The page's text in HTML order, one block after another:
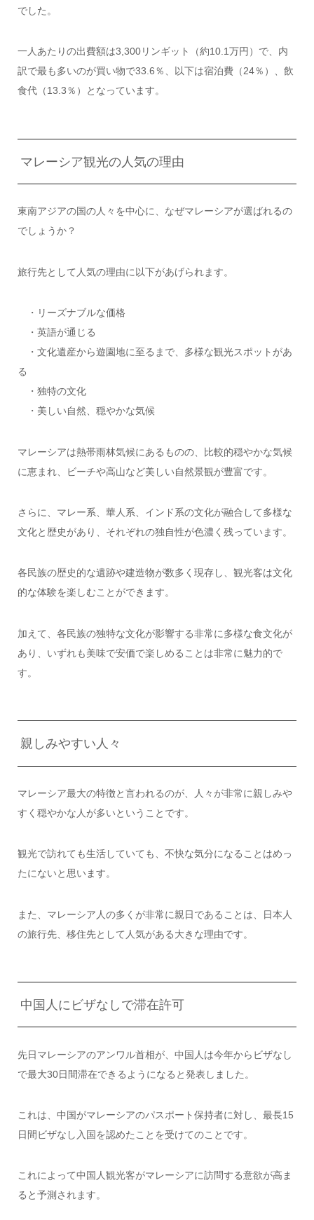
でした。
一人あたりの出費額は3,300リンギット（約10.1万円）で、内
訳で最も多いのが買い物で33.6％、以下は宿泊費（24％）、飲
食代（13.3％）となっています。
マレーシア観光の人気の理由
東南アジアの国の人々を中心に、なぜマレーシアが選ばれるの
でしょうか？
旅行先として人気の理由に以下があげられます。
・リーズナブルな価格
・英語が通じる
・文化遺産から遊園地に至るまで、多様な観光スポットがあ
る
・独特の文化
・美しい自然、穏やかな気候
マレーシアは熱帯雨林気候にあるものの、比較的穏やかな気候
に恵まれ、ビーチや高山など美しい自然景観が豊富です。
さらに、マレー系、華人系、インド系の文化が融合して多様な
文化と歴史があり、それぞれの独自性が色濃く残っています。
各民族の歴史的な遺跡や建造物が数多く現存し、観光客は文化
的な体験を楽しむことができます。
加えて、各民族の独特な文化が影響する非常に多様な食文化が
あり、いずれも美味で安価で楽しめることは非常に魅力的で
す。
親しみやすい人々
マレーシア最大の特徴と言われるのが、人々が非常に親しみや
すく穏やかな人が多いということです。
観光で訪れても生活していても、不快な気分になることはめっ
たにないと思います。
また、マレーシア人の多くが非常に親日であることは、日本人
の旅行先、移住先として人気がある大きな理由です。
中国人にビザなしで滞在許可
先日マレーシアのアンワル首相が、中国人は今年からビザなし
で最大30日間滞在できるようになると発表しました。
これは、中国がマレーシアのパスポート保持者に対し、最長15
日間ビザなし入国を認めたことを受けてのことです。
これによって中国人観光客がマレーシアに訪問する意欲が高ま
ると予測されます。